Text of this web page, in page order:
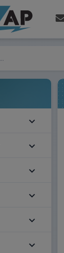
expand_more
expand_more
expand_more
expand_more
expand_more
expand_more